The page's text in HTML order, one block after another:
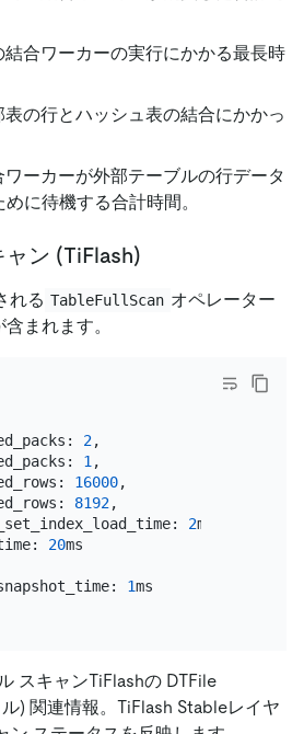
結合ワーカーの実行にかかる最長時
表の行とハッシュ表の結合にかかっ
ワーカーが外部テーブルの行データ
に待機する合計時間。
ン (TiFlash)
れる TableFullScan オペレーター
まれます。
2,
1,
16000,
8192,
2ms,
20ms
1ms
スキャンTiFlashの DTFile
) 関連情報。TiFlash Stableレイヤ